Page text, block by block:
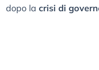
dopo la crisi di